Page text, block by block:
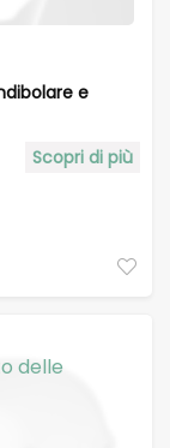
e
Scopri di più